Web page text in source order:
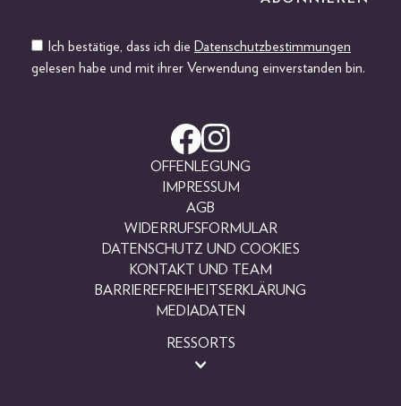
Ich bestätige, dass ich die Datenschutzbestimmungen
gelesen habe und mit ihrer Verwendung einverstanden bin.
OFFENLEGUNG
IMPRESSUM
AGB
WIDERRUFSFORMULAR
DATENSCHUTZ UND COOKIES
KONTAKT UND TEAM
BARRIEREFREIHEITSERKLÄRUNG
MEDIADATEN
RESSORTS